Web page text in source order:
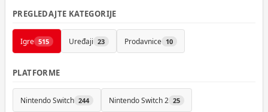
PREGLEDAJTE KATEGORIJE
Igre 515 Uređaji 23 Prodavnice 10
PLATFORME
Nintendo Switch 244 Nintendo Switch 2 25